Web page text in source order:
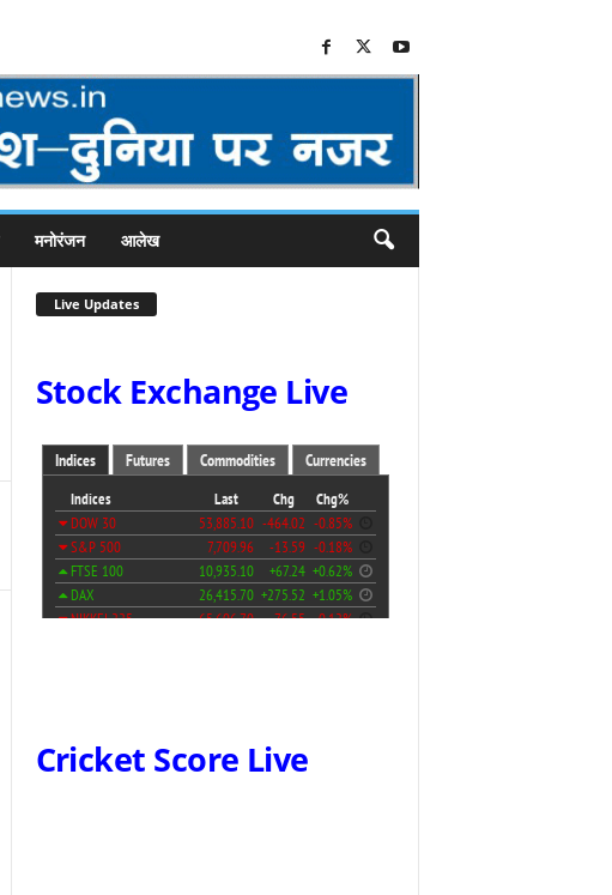
मनोरंजन आलेख
Live Updates
Stock Exchange Live
Cricket Score Live